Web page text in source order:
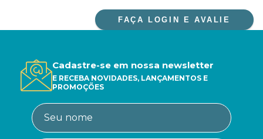
FAÇA LOGIN E AVALIE
Cadastre-se em nossa newsletter
E RECEBA NOVIDADES, LANÇAMENTOS E
PROMOÇÕES